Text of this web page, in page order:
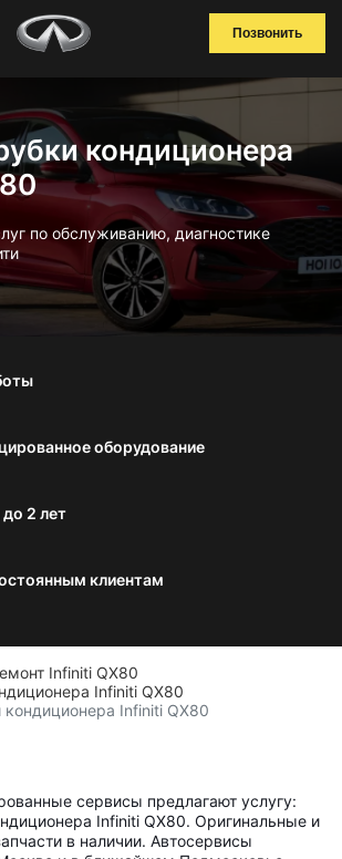
Позвонить
кондиционера
по обслуживанию, диагностике
оборудование
до 2 лет
клиентам
Infiniti QX80
Infiniti QX80
Infiniti QX80
сервисы предлагают услугу:
Infiniti QX80. Оригинальные и
в наличии. Автосервисы